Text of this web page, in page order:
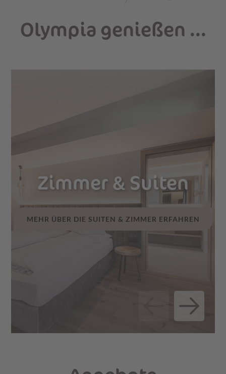
Olympia genießen ...
Zimmer & Suiten
MEHR ÜBER DIE SUITEN & ZIMMER ERFAHREN